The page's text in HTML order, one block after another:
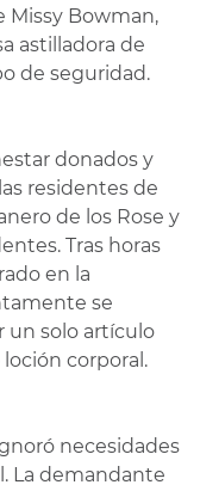
Missy Bowman,
astilladora de
de seguridad.
donados y
residentes de
de los Rose y
Tras horas
en la
se
un solo artículo
corporal.
necesidades
La demandante